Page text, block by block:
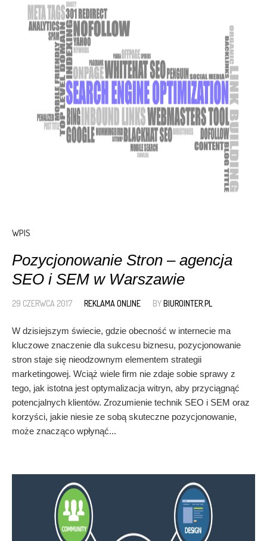
WPIS
Pozycjonowanie Stron – agencja
SEO i SEM w Warszawie
29 CZERWCA 2017 REKLAMA ONLINE BYBIUROINTER.PL
W dzisiejszym świecie, gdzie obecność w internecie ma
kluczowe znaczenie dla sukcesu biznesu, pozycjonowanie
stron staje się nieodzownym elementem strategii
marketingowej. Wciąż wiele firm nie zdaje sobie sprawy z
tego, jak istotna jest optymalizacja witryn, aby przyciągnąć
potencjalnych klientów. Zrozumienie technik SEO i SEM oraz
korzyści, jakie niesie ze sobą skuteczne pozycjonowanie,
może znacząco wpłynąć...